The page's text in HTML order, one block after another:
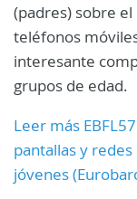
(padres) sobre
teléfonos
interesante
grupos de edad.
Leer más
pantallas y
jóvenes